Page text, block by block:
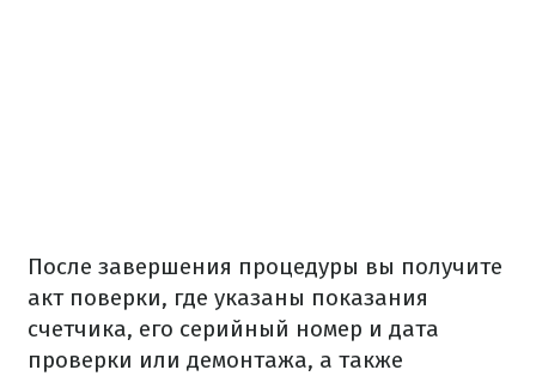
После завершения процедуры вы получите
акт поверки, где указаны показания
счетчика, его серийный номер и дата
проверки или демонтажа, а также